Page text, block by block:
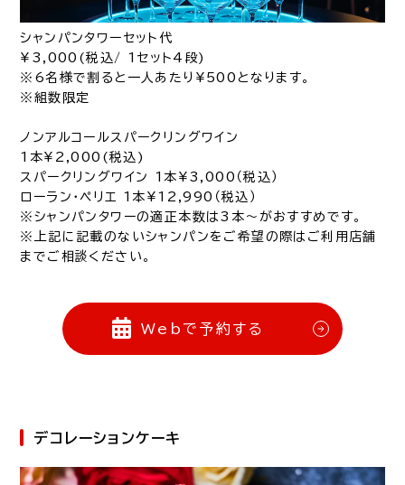
シャンパンタワーセット代
¥3,000(税込/ 1セット4段)
※6名様で割ると一人あたり¥500となります。
※組数限定
ノンアルコールスパークリングワイン
1本¥2,000(税込)
スパークリングワイン 1本¥3,000（税込）
ローラン・ペリエ 1本¥12,990（税込）
※シャンパンタワーの適正本数は3本～がおすすめです。
※上記に記載のないシャンパンをご希望の際はご利用店舗
までご相談ください。
Webで予約する
デコレーションケーキ